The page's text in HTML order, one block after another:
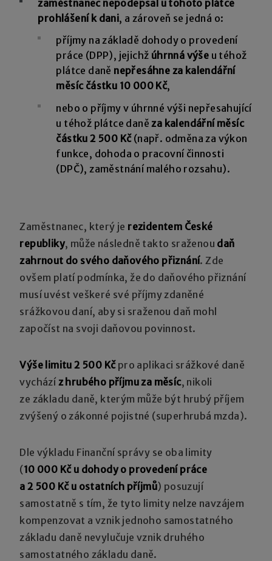
zaměstnanec nepodepsal u tohoto plátce
prohlášení k dani, a zároveň se jedná o:
příjmy na základě dohody o provedení
práce (DPP), jejichž úhrnná výše u téhož
plátce daně nepřesáhne za kalendářní
měsíc částku 10 000 Kč,
nebo o příjmy v úhrnné výši nepřesahující
u téhož plátce daněza kalendářní měsíc
částku 2 500 Kč(např. odměna za výkon
funkce, dohoda o pracovní činnosti
(DPČ), zaměstnání malého rozsahu).
Zaměstnanec, který je rezidentem České
republiky, může následně takto sraženou daň
zahrnout do svého daňového přiznání. Zde
ovšem platí podmínka, že do daňového přiznání
musí uvést veškeré své příjmy zdaněné
srážkovou daní, aby si sraženou daň mohl
započíst na svoji daňovou povinnost.
Výše limitu 2 500 Kčpro aplikaci srážkové daně
vychází z hrubého příjmu za měsíc, nikoli
ze základu daně, kterým může být hrubý příjem
zvýšený o zákonné pojistné (superhrubá mzda).
Dle výkladu Finanční správy se oba limity
(10 000 Kč u dohody o provedení práce
a 2 500 Kč u ostatních příjmů) posuzují
samostatně s tím, že tyto limity nelze navzájem
kompenzovat a vznik jednoho samostatného
základu daně nevylučuje vznik druhého
samostatného základu daně.